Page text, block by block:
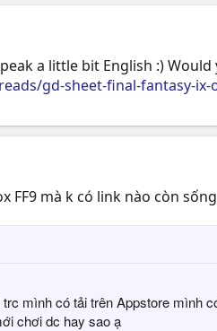
a little bit English :)
gd-sheet-final-fantasy-
FF9 mà k có link nào còn
mình có tải trên Appstore mình
chơi dc hay sao ạ